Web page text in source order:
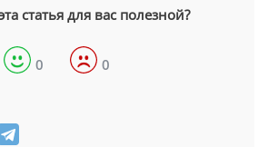
статья для вас полезной?
0 0